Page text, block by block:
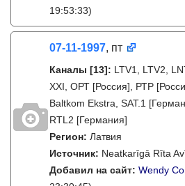
19:53:33)
07-11-1997, пт
Каналы [13]: LTV1, LTV2,
XXI, ОРТ [Россия], РТР
Baltkom Ekstra, SAT.1
RTL2 [Германия]
Регион: Латвия
Источник: Neatkarīgā Rīta
Добавил на сайт: Wendy